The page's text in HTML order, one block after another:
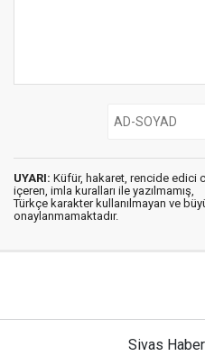
UYARI: Küfür, hakaret, rencide edici
içeren, imla kuralları ile yazılmamış,
Türkçe karakter kullanılmayan ve
onaylanmamaktadır.
Sivas